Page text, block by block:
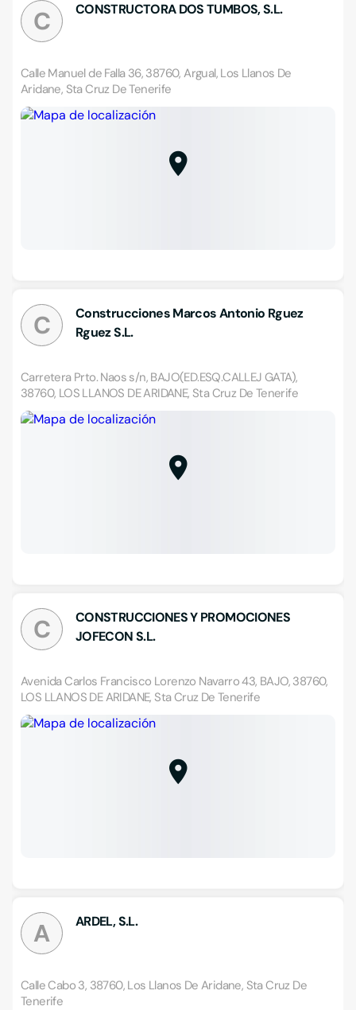
C CONSTRUCTORA DOS TUMBOS, S.L.
Calle Manuel de Falla 36, 38760, Argual, Los Llanos De
Aridane, Sta Cruz De Tenerife
C
Construcciones Marcos Antonio Rguez
Rguez S.L.
Carretera Prto. Naos s/n, BAJO(ED.ESQ.CALLEJ GATA),
38760, LOS LLANOS DE ARIDANE, Sta Cruz De Tenerife
C
CONSTRUCCIONES Y PROMOCIONES
JOFECON S.L.
Avenida Carlos Francisco Lorenzo Navarro 43, BAJO, 38760,
LOS LLANOS DE ARIDANE, Sta Cruz De Tenerife
A ARDEL, S.L.
Calle Cabo 3, 38760, Los Llanos De Aridane, Sta Cruz De
Tenerife